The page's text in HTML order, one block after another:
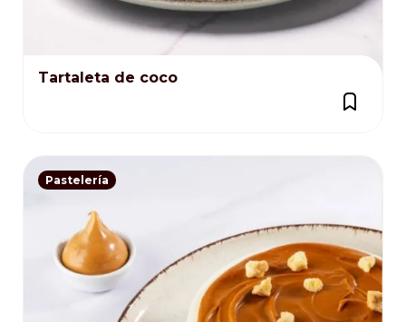
Tartaleta de coco
Pastelería